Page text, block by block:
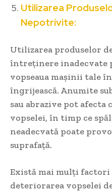
Utilizarea
Nepotrivite:
Utilizarea produselor
întreținere inadecvate
vopseaua mașinii tale
îngrijească. Anumite
sau abrazive pot
vopselei, în timp ce
neadecvată poate
suprafață.
Există mai mulți
deteriorarea vopselei